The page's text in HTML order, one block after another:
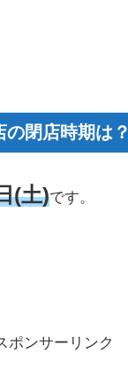
閉店時期は？
(土)です。
ポンサーリンク